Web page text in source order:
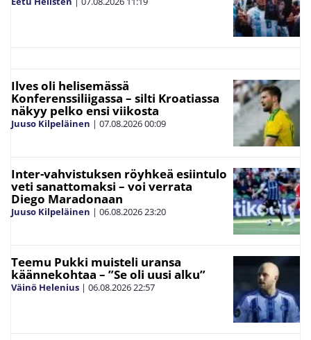
Ilves oli helisemässä
Konferenssiliigassa – silti Kroatiassa
näkyy pelko ensi viikosta
Juuso Kilpeläinen | 07.08.202600:09
Inter-vahvistuksen röyhkeä esiintulo
veti sanattomaksi – voi verrata
Diego Maradonaan
Juuso Kilpeläinen | 06.08.2026 23:20
Teemu Pukki muisteli uransa
käännekohtaa – ”Se oli uusi alku”
Väinö Helenius | 06.08.2026 22:57